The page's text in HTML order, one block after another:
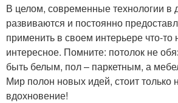
В целом, современные технологии в
развиваются и постоянно
применить в своем интерьере что-то
интересное. Помните: потолок не
быть белым, пол – паркетным, а
Мир полон новых идей, стоит только
вдохновение!